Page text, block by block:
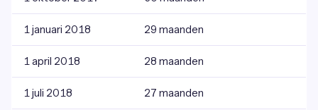
1 januari 2018 29 maanden
1 april 2018 28 maanden
1 juli 2018 27 maanden